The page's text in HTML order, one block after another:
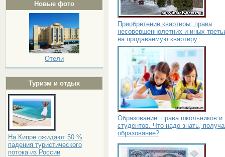
Новые фото
Отели
Туризм и отдых
На Кипре ожидают 50 %
падения туристического
потока из России
Приобретение квартиры: права
несовершеннолетних и иных
на продаваемую квартиру
Образование: права школьников и
студентов. Что надо знать,
образование?